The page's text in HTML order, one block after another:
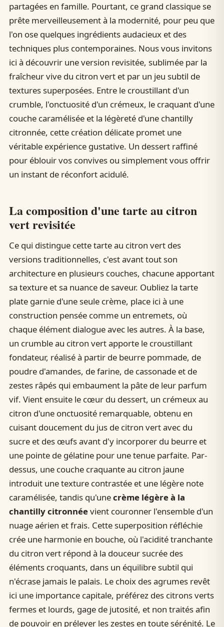
partagées en famille. Pourtant, ce grand classique se
prête merveilleusement à la modernité, pour peu que
l'on ose quelques ingrédients audacieux et des
techniques plus contemporaines. Nous vous invitons
ici à découvrir une version revisitée, sublimée par la
fraîcheur vive du citron vert et par un jeu subtil de
textures superposées. Entre le croustillant d'un
crumble, l'onctuosité d'un crémeux, le craquant d'une
couche caramélisée et la légèreté d'une chantilly
citronnée, cette création délicate promet une
véritable expérience gustative. Un dessert raffiné
pour éblouir vos convives ou simplement vous offrir
un instant de réconfort acidulé.
La composition d'une tarte au citron
vert revisitée
Ce qui distingue cette tarte au citron vert des
versions traditionnelles, c'est avant tout son
architecture en plusieurs couches, chacune apportant
sa texture et sa nuance de saveur. Oubliez la tarte
plate garnie d'une seule crème, place ici à une
construction pensée comme un entremets, où
chaque élément dialogue avec les autres. À la base,
un crumble au citron vert apporte le croustillant
fondateur, réalisé à partir de beurre pommade, de
poudre d'amandes, de farine, de cassonade et de
zestes râpés qui embaument la pâte de leur parfum
vif. Vient ensuite le cœur du dessert, un crémeux au
citron d'une onctuosité remarquable, obtenu en
cuisant doucement du jus de citron vert avec du
sucre et des œufs avant d'y incorporer du beurre et
une pointe de gélatine pour une tenue parfaite. Par-
dessus, une couche craquante au citron jaune
introduit une texture contrastée et une légère note
caramélisée, tandis qu'unecrème légère à la
chantilly citronnéevient couronner l'ensemble d'un
nuage aérien et frais. Cette superposition réfléchie
crée une harmonie en bouche, où l'acidité tranchante
du citron vert répond à la douceur sucrée des
éléments croquants, dans un équilibre subtil qui
n'écrase jamais le palais. Le choix des agrumes revêt
ici une importance capitale, préférez des citrons verts
fermes et lourds, gage de jutosité, et non traités afin
de pouvoir en prélever les zestes en toute sérénité. Le